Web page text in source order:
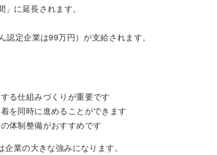
に延長されます。
定企業は99万円）が支給されます。
る仕組みづくりが重要です
を同時に進めることができます
体制整備がおすすめです
業の大きな強みになります。